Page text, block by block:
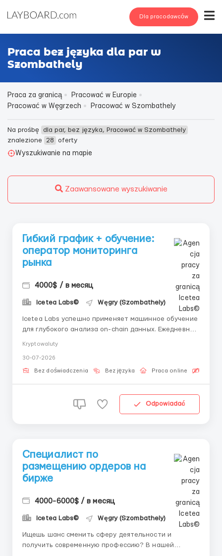
Dla pracodawców
Praca bez języka dla par w
Szombathely
Praca za granicą
Pracować w Europie
Pracować w Węgrzech
Pracować w Szombathely
Na prośbę dla par, bez języka, Pracować w Szombathely
znalezione
28
oferty
Wyszukiwanie na mapie
Zaawansowane wyszukiwanie
Гибкий график + обучение:
оператор мониторинга
рынка
4000$ / в месяц
Icetea Labs© Węgry (Szombathely)
Icetea Labs успешно применяет машинное обучение
для глубокого анализа on-chain данных. Ежедневно
Пишите рекрутеру: @ELiza_harisova Формат:
Удалённо (по всему миру) График: Частичная
Kryptowaluty
30-07-2026
Bez doświadczenia Bez języka Praca online
Odpowiadać
Специалист по
размещению ордеров на
бирже
4000-6000$ / в месяц
Icetea Labs© Węgry (Szombathely)
Ищешь шанс сменить сферу деятельности и
получить современную профессию? В нашей